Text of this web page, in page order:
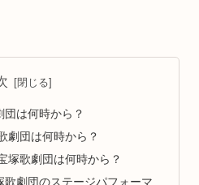
は何時から？
劇団は何時から？
塚歌劇団は何時から？
劇団のステージパフォーマ